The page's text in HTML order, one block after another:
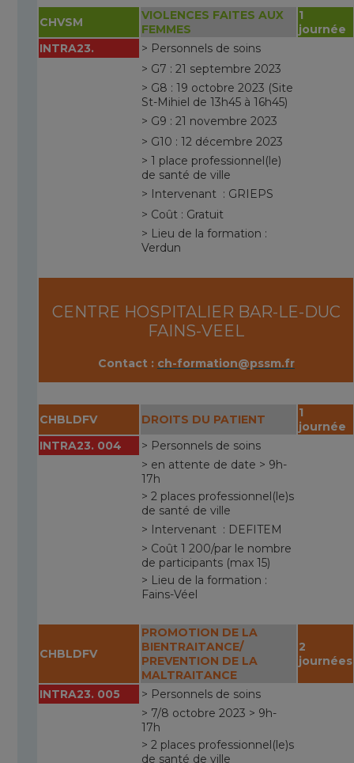
CHVSM
VIOLENCES FAITES AUX
FEMMES
1
journée
INTRA23.
> Personnels de soins
> G7 : 21 septembre 2023
> G8 : 19 octobre 2023 (Site
St-Mihiel de 13h45 à 16h45)
> G9 : 21 novembre 2023
> G10 : 12 décembre 2023
> 1 place professionnel(le)
de santé de ville
> Intervenant : GRIEPS
> Coût : Gratuit
> Lieu de la formation :
Verdun
CENTRE HOSPITALIER BAR-LE-DUC
FAINS-VEEL
Contact : ch-formation@pssm.fr
CHBLDFV DROITS DU PATIENT
1
journée
INTRA23. 004
> Personnels de soins
> en attente de date > 9h-
17h
> 2 places professionnel(le)s
de santé de ville
> Intervenant : DEFITEM
> Coût 1 200/par le nombre
de participants (max 15)
> Lieu de la formation :
Fains-Véel
CHBLDFV
PROMOTION DE LA
BIENTRAITANCE/
PREVENTION DE LA
MALTRAITANCE
2
journées
INTRA23. 005
> Personnels de soins
> 7/8 octobre 2023 > 9h-
17h
> 2 places professionnel(le)s
de santé de ville